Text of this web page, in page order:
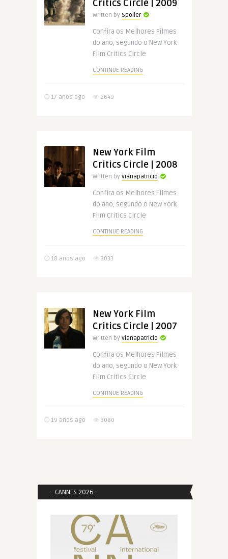
Critics Circle | 2009
Written by Spoiler
Confira os Melhores Filmes
do ano, segundo o New York
Film Critics Circle
CONTINUE READING
17 anos ago 2649
New York Film
Critics Circle | 2008
Written by vianapatricio
Confira os Melhores Filmes
do ano, segundo o New York
Film Critics Circle
CONTINUE READING
18 anos ago 3033
New York Film
Critics Circle | 2007
Written by vianapatricio
Confira os Melhores Filmes
do ano, segundo o New York
Film Critics Circle
CONTINUE READING
19 anos ago 3080
:: CANNES 2026 ::